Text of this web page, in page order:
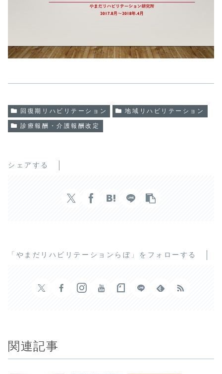
回復期リハビリテーション 地域リハビリテーション
診療報酬・介護報酬改定
シェアする
「やまだリハビリテーションらぼ」をフォローする
関連記事